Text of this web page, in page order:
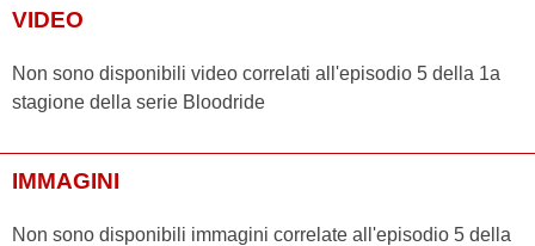
VIDEO
Non sono disponibili video correlati all'episodio 5 della 1a
stagione della serie Bloodride
IMMAGINI
Non sono disponibili immagini correlate all'episodio 5 della